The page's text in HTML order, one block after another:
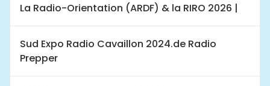
La Radio-Orientation (ARDF) & la RIRO 2026 |
Sud Expo Radio Cavaillon 2024.de Radio
Prepper